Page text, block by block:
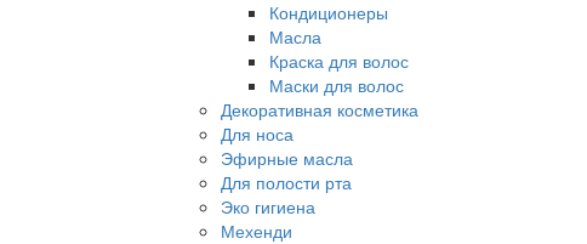
Кондиционеры
Масла
Краска для волос
Маски для волос
Декоративная косметика
Для носа
Эфирные масла
Для полости рта
Эко гигиена
Мехенди